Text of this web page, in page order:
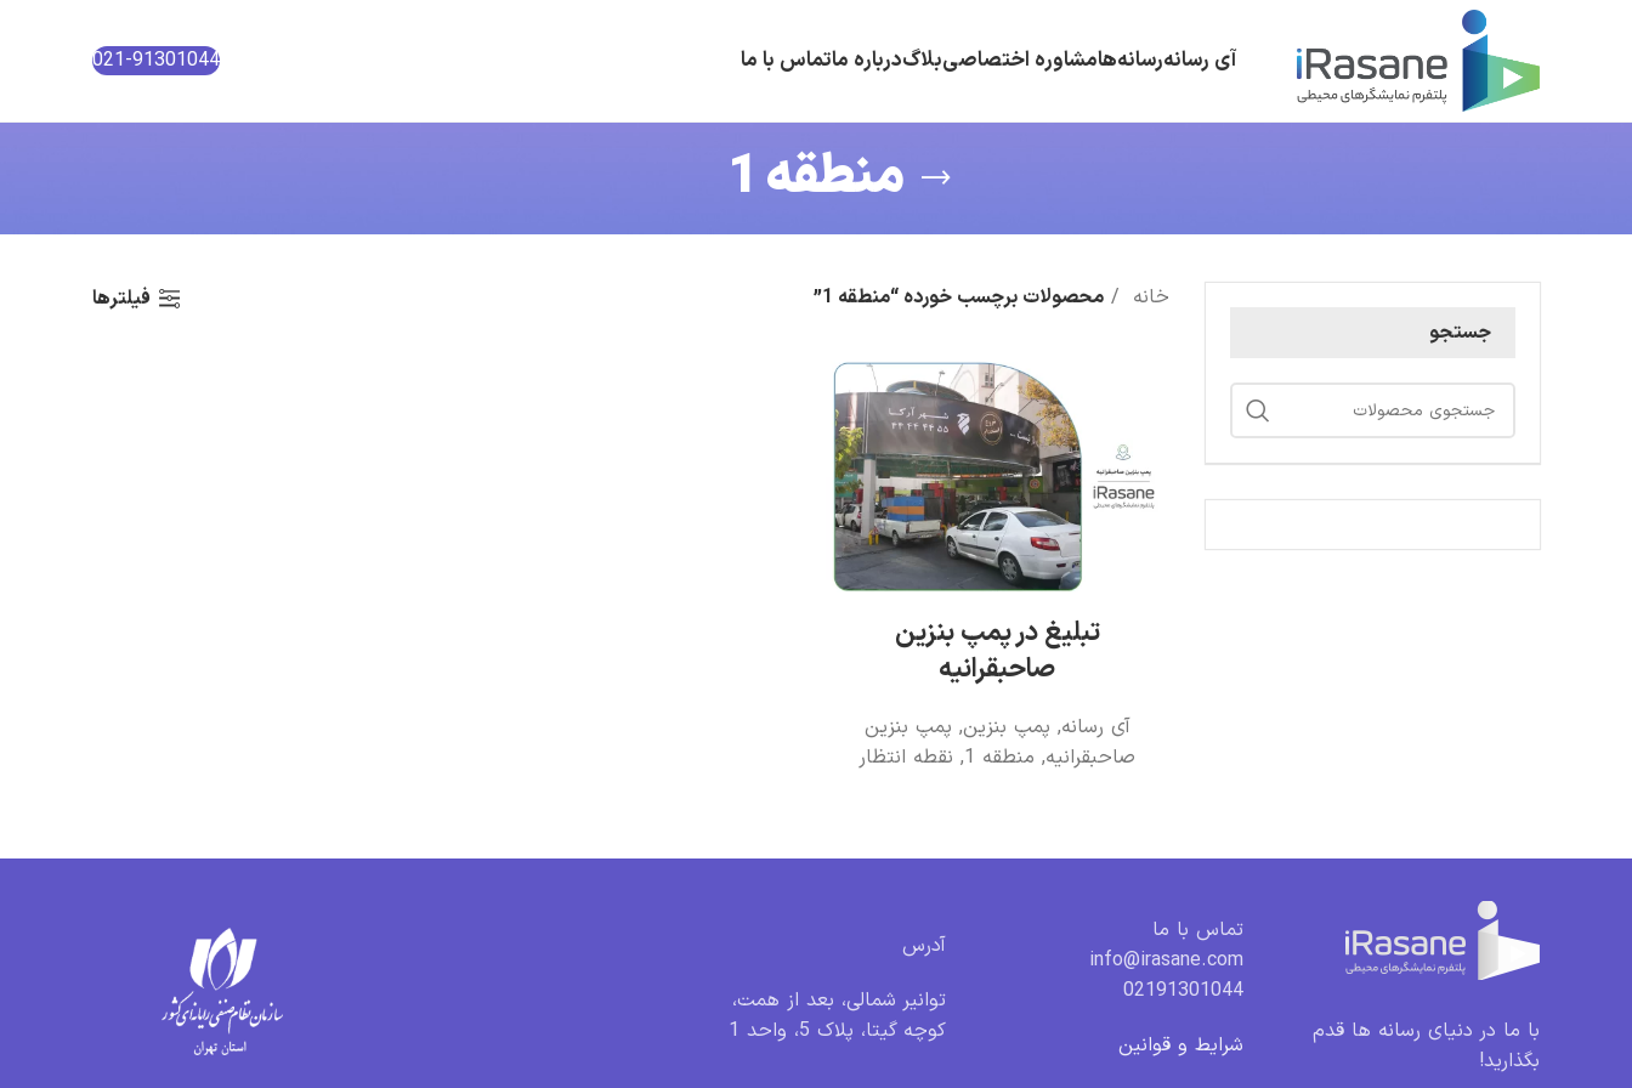
آی رسانهرسانه‌هامشاوره اختصاصیبلاگدرباره ماتماس با ما 021-91301044
منطقه 1
جستجو
خانه محصولات برچسب خورده “منطقه 1” فیلترها
تبلیغ در پمپ بنزین
صاحبقرانیه
آی رسانه, پمپ بنزين, پمپ بنزین
صاحبقرانیه, منطقه 1 , نقطه انتظار
با ما در دنیای رسانه ها قدم
بگذارید!
تماس با ما
info@irasane.com
02191301044
شرایط و قوانین
آدرس
توانیر شمالی، بعد از همت،
کوچه گیتا، پلاک 5، واحد 1